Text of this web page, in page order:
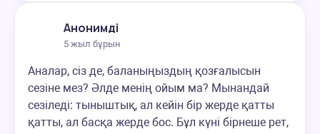
Анонимді
5 жыл бұрын
Аналар, сіз де, баланыңыздың қозғалысын
сезіне мез? Әлде менің ойым ма? Мынандай
сезіледі: тыныштық, ал кейін бір жерде қатты
қатты, ал басқа жерде бос. Бұл күні бірнеше рет,